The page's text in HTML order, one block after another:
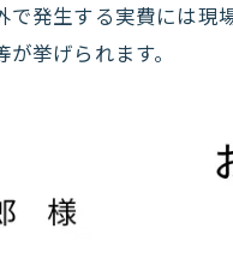
発生する実費には
挙げられます。